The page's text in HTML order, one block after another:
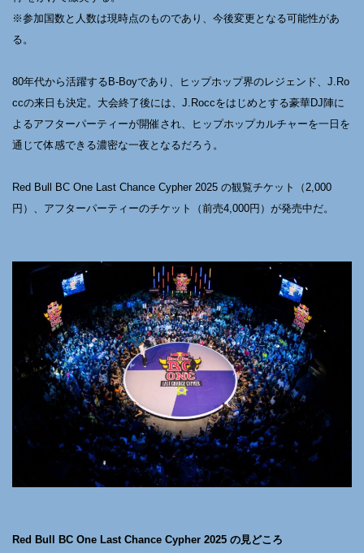
※参加国数と人数は現時点のものであり、今後変更となる可能性があ
る。
80年代から活躍するB-Boyであり、ヒップホップ界のレジェンド、J.Ro
ccの来日も決定。大会終了後には、J.Roccをはじめとする豪華DJ陣に
よるアフターパーティーが開催され、ヒップホップカルチャーを一日を
通じて体感できる濃密な一夜となるだろう。
Red Bull BC One Last Chance Cypher 2025 の観覧チケット（2,000
円）、アフターパーティーのチケット（前売4,000円）が発売中だ。
Red Bull BC One Last Chance Cypher 2025 の見どころ